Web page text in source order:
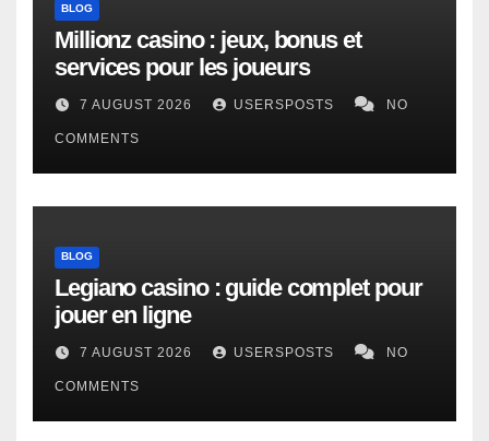
BLOG
Millionz casino : jeux, bonus et
services pour les joueurs
7 AUGUST 2026 USERSPOSTS NO
COMMENTS
BLOG
Legiano casino : guide complet pour
jouer en ligne
7 AUGUST 2026 USERSPOSTS NO
COMMENTS